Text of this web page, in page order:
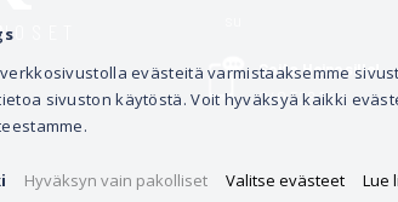
Soita Heinosille!
040 528 1124
evästeitä varmistaaksemme
sivuston käytöstä. Voit hyväksyä kaikki
Hyväksyn vain pakolliset Valitse evästeet Lue